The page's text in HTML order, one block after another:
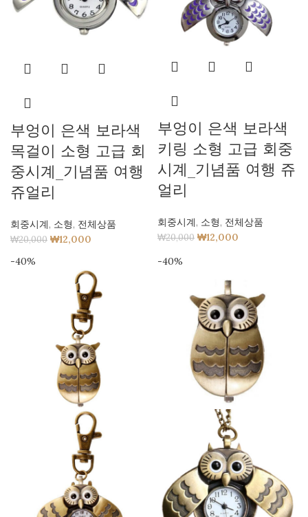
부엉이 은색 보라색
목걸이 소형 고급 회
중시계_기념품 여행
쥬얼리
회중시계, 소형, 전체상품
₩20,000 ₩12,000
부엉이 은색 보라색
키링 소형 고급 회중
시계_기념품 여행 쥬
얼리
회중시계, 소형, 전체상품
₩20,000 ₩12,000
-40%
-40%